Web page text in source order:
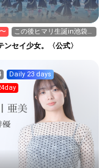
この後ヒマリ生誕in池袋
SOUNDPEACE
ンセイ少女。〈公式〉
Daily 23 days